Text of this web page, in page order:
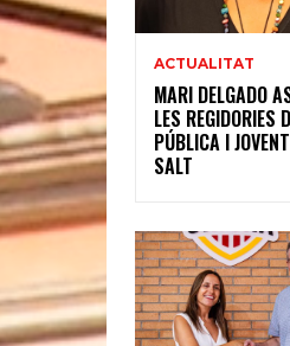
ACTUALITAT
MARI DELGADO
LES REGIDORIES
PÚBLICA I
SALT